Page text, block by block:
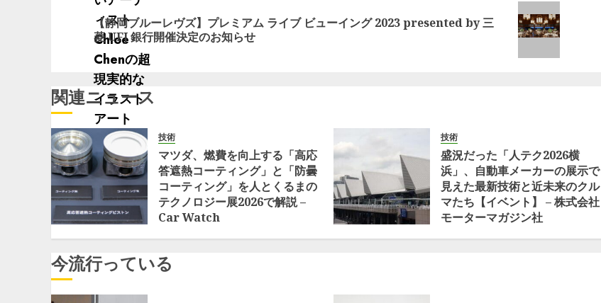
ゲ
ー
シ
ョ
ン
次
の
投
稿:
【静岡ブルーレヴズ】プレミアム ライブ ビューイング 2023 presented by 三
菱 UFJ 銀行開催決定のお知らせ
関連ニュース
技術
マツダ、燃費を向上する「高応
答遮熱コーティング」と「防曇
コーティング」を人とくるまの
テクノロジー展2026で解説 –
Car Watch
7月 19, 2026 0
技術
盛況だった「人テク2026横
浜」、自動車メーカーの展示で
見えた最新技術と近未来のクル
マたち【イベント】 – 株式会社
モーターマガジン社
6月 27, 2026 0
今流行っている